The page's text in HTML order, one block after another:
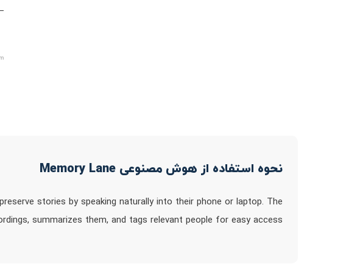
نحوه استفاده از هوش مصنوعی Memory Lane
stories by speaking naturally into their phone or laptop. The
summarizes them, and tags relevant people for easy access